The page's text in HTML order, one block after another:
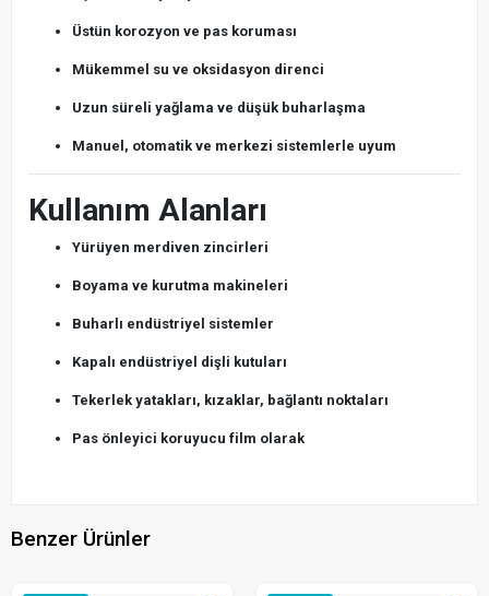
Üstün korozyon ve pas koruması
Mükemmel su ve oksidasyon direnci
Uzun süreli yağlama ve düşük buharlaşma
Manuel, otomatik ve merkezi sistemlerle uyum
Kullanım Alanları
Yürüyen merdiven zincirleri
Boyama ve kurutma makineleri
Buharlı endüstriyel sistemler
Kapalı endüstriyel dişli kutuları
Tekerlek yatakları, kızaklar, bağlantı noktaları
Pas önleyici koruyucu film olarak
Benzer Ürünler